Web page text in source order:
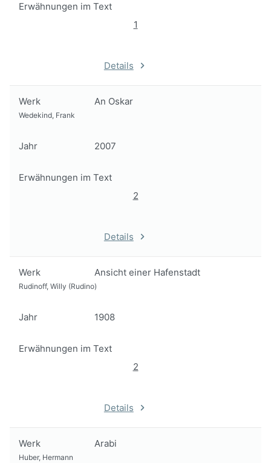
Erwähnungen im Text
1
Details
Werk An Oskar
Wedekind, Frank
Jahr 2007
Erwähnungen im Text
2
Details
Werk Ansicht einer Hafenstadt
Rudinoff, Willy (Rudino)
Jahr 1908
Erwähnungen im Text
2
Details
Werk Arabi
Huber, Hermann